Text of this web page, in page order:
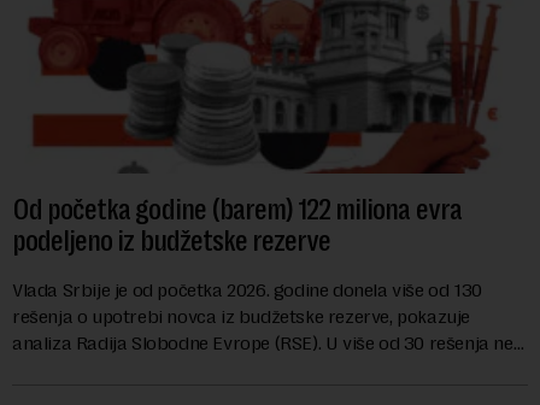
Od početka godine (barem) 122 miliona evra
podeljeno iz budžetske rezerve
Vlada Srbije je od početka 2026. godine donela više od 130
rešenja o upotrebi novca iz budžetske rezerve, pokazuje
analiza Radija Slobodne Evrope (RSE). U više od 30 rešenja ne